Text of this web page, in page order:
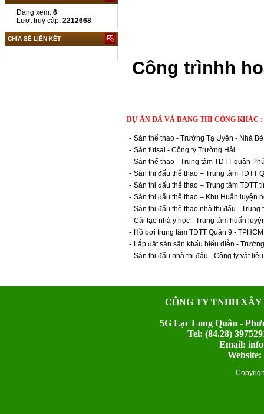
Đang xem: 6
Lượt truy cập: 2212668
CHIA SẺ LIÊN KẾT
Công trìnhh
DỰ ÁN ĐÃ VÀ ĐANG THI CÔNG KHÁC :
- Sàn thể thao - Trường Tạ Uyên - Nhà
- Sàn futsal - Công ty Trường Hải
- Sàn thể thao - Trung tâm TDTT quận
- Sàn thi đấu thể thao – Trung tâm TDTT
- Sàn thi đấu thể thao – Trung tâm TDTT
- Sàn thi đấu thể thao – Khu Huấn luyện
- Sàn thi đấu thể thao nhà thi đấu - Trung
- Cải tạo nhà y học - Trung tâm huấn
- Hồ bơi trung tâm TDTT Quận 9 - TPHCM
- Lắp đặt sàn sân khấu biểu diễn -
- Sàn thi đấu nhà thi đấu - Công ty vật
CÔNG TY TNHH
5G Lạc Long Quân -
Tel: (84.28)
Email: